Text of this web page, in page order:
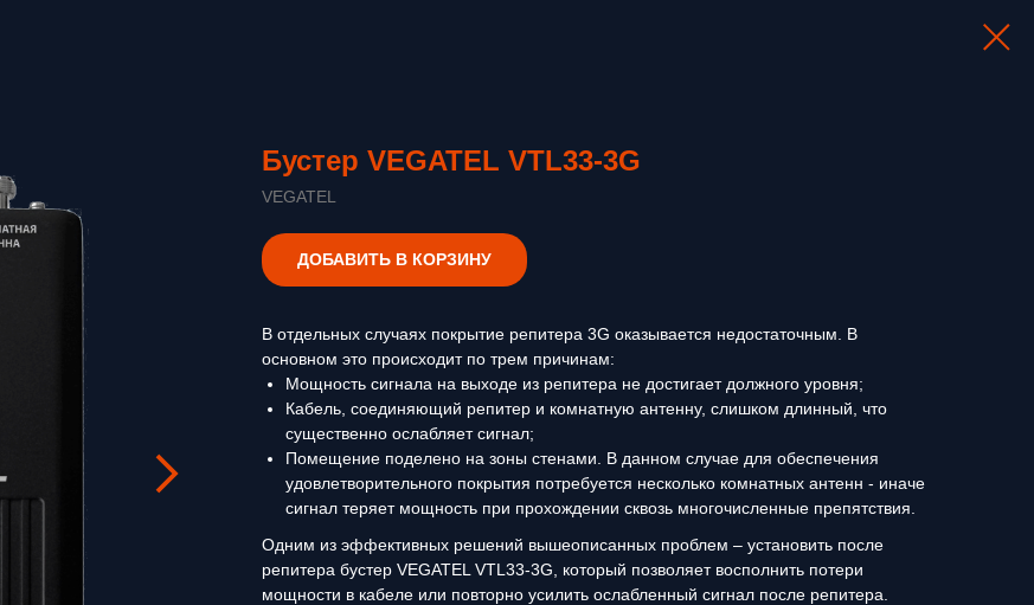
Бустер VEGATEL VTL33-3G
VEGATEL
ДОБАВИТЬ В КОРЗИНУ
В отдельных случаях покрытие репитера 3G оказывается недостаточным. В
основном это происходит по трем причинам:
Мощность сигнала на выходе из репитера не достигает должного уровня;
Кабель, соединяющий репитер и комнатную антенну, слишком длинный, что
существенно ослабляет сигнал;
Помещение поделено на зоны стенами. В данном случае для обеспечения
удовлетворительного покрытия потребуется несколько комнатных антенн - иначе
сигнал теряет мощность при прохождении сквозь многочисленные препятствия.
Одним из эффективных решений вышеописанных проблем – установить после
репитера бустер VEGATEL VTL33-3G, который позволяет восполнить потери
мощности в кабеле или повторно усилить ослабленный сигнал после репитера.